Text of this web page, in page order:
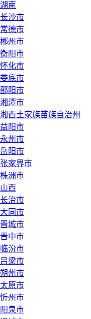
湖南
长沙市
常德市
郴州市
衡阳市
怀化市
娄底市
邵阳市
湘潭市
湘西土家族苗族自治州
益阳市
永州市
岳阳市
张家界市
株洲市
山西
长治市
大同市
晋城市
晋中市
临汾市
吕梁市
朔州市
太原市
忻州市
阳泉市